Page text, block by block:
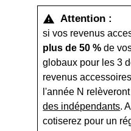
warning Attention :
si vos revenus
plus de 50 % de
globaux pour les 3
revenus
l'année N
des indépendants.
cotiserez pour un